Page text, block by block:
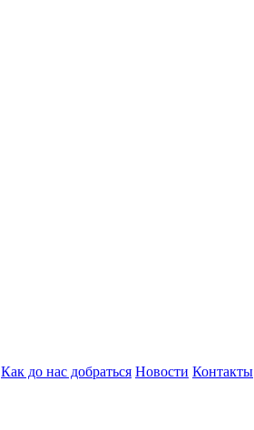
Как до нас добраться Новости Контакты